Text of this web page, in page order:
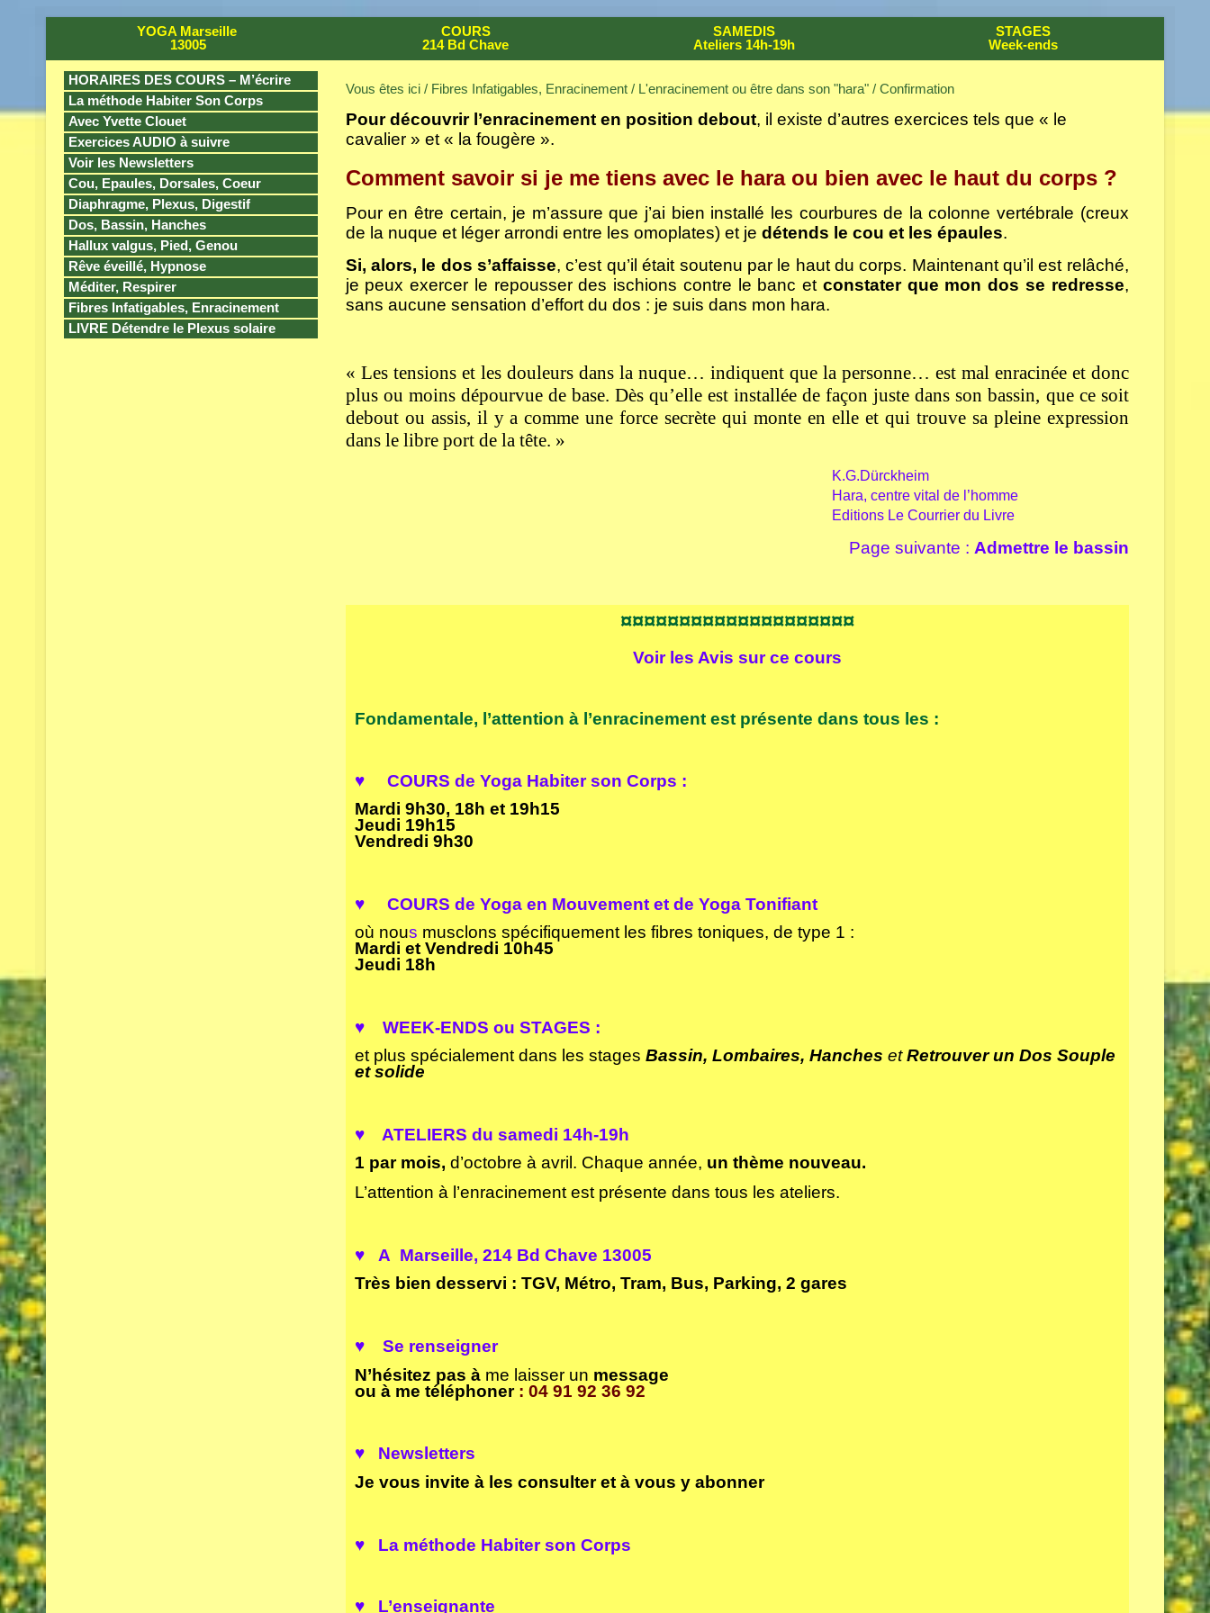
YOGA Marseille
13005
COURS
214 Bd Chave
SAMEDIS
Ateliers 14h-19h
STAGES
Week-ends
HORAIRES DES COURS – M’écrire
La méthode Habiter Son Corps
Avec Yvette Clouet
Exercices AUDIO à suivre
Voir les Newsletters
Cou, Epaules, Dorsales, Coeur
Diaphragme, Plexus, Digestif
Dos, Bassin, Hanches
Hallux valgus, Pied, Genou
Rêve éveillé, Hypnose
Méditer, Respirer
Fibres Infatigables, Enracinement
LIVRE Détendre le Plexus solaire
Vous êtes ici / Fibres Infatigables, Enracinement/ L'enracinement ou être dans son "hara"/ Confirmation
Pour découvrir l’enracinement en position debout, il existe d’autres exercices tels que « le
cavalier » et « la fougère ».
Comment savoir si je me tiens avec le hara ou bien avec le haut du corps ?
Pour en être certain, je m’assure que j’ai bien installé les courbures de la colonne vertébrale (creux
de la nuque et léger arrondi entre les omoplates) et je détends le cou et les épaules.
Si, alors, le dos s’affaisse, c’est qu’il était soutenu par le haut du corps. Maintenant qu’il est relâché,
je peux exercer le repousser des ischions contre le banc et constater que mon dos se redresse,
sans aucune sensation d’effort du dos : je suis dans mon hara.
« Les tensions et les douleurs dans la nuque… indiquent que la personne… est mal enracinée et donc
plus ou moins dépourvue de base. Dès qu’elle est installée de façon juste dans son bassin, que ce soit
debout ou assis, il y a comme une force secrète qui monte en elle et qui trouve sa pleine expression
dans le libre port de la tête. »
K.G.Dürckheim
Hara, centre vital de l’homme
Editions Le Courrier du Livre
Page suivante : Admettre le bassin
¤¤¤¤¤¤¤¤¤¤¤¤¤¤¤¤¤¤¤¤
Voir les Avis sur ce cours
Fondamentale, l’attention à l’enracinement est présente dans tous les :
♥
COURS de Yoga Habiter son Corps :
Mardi 9h30, 18h et 19h15
Jeudi 19h15
Vendredi 9h30
♥
COURS de Yoga en Mouvement et de Yoga Tonifiant
où nous musclons spécifiquement les fibres toniques, de type 1 :
Mardi et Vendredi 10h45
Jeudi 18h
♥ WEEK-ENDS ou STAGES :
et plus spécialement dans les stages Bassin, Lombaires, Hanches etRetrouver un Dos Souple
et solide
♥ ATELIERS du samedi 14h-19h
1 par mois, d’octobre à avril. Chaque année, un thème nouveau.
L’attention à l’enracinement est présente dans tous les ateliers.
♥ A Marseille, 214 Bd Chave 13005
Très bien desservi : TGV, Métro, Tram, Bus, Parking, 2 gares
♥ Se renseigner
N’hésitez pas à me laisser un message
ou à me téléphoner: 04 91 92 36 92
♥ Newsletters
Je vous invite à les consulter et à vous y abonner
♥ La méthode Habiter son Corps
♥ L’enseignante